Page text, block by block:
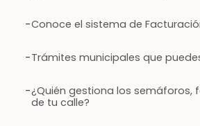
-Conoce el sistema de
-Trámites municipales que
-¿Quién gestiona los semáforos,
de tu calle?